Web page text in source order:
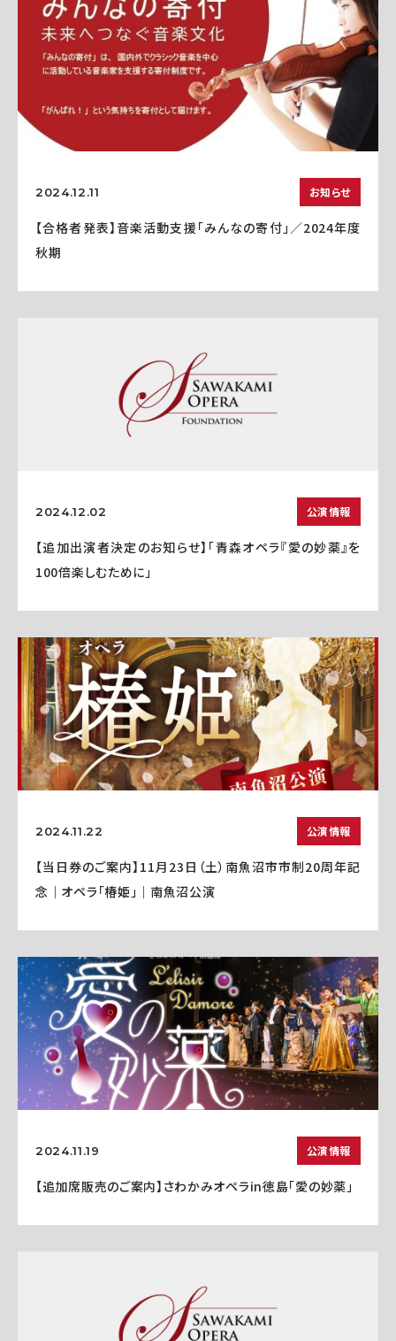
2024.12.11 お知らせ
【合格者発表】音楽活動支援「みんなの寄付」／2024年度
秋期
2024.12.02 公演情報
【追加出演者決定のお知らせ】「青森オペラ『愛の妙薬』を
100倍楽しむために」
2024.11.22 公演情報
【当日券のご案内】11月23日（土）南魚沼市市制20周年記
念｜オペラ「椿姫」｜南魚沼公演
2024.11.19 公演情報
【追加席販売のご案内】さわかみオペラin徳島「愛の妙薬」